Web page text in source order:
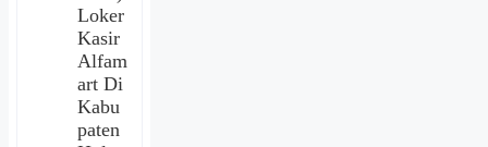
Loker
Kasir
Alfam
art Di
Kabu
paten